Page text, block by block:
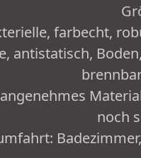
farbecht,
antistatisch,
noch